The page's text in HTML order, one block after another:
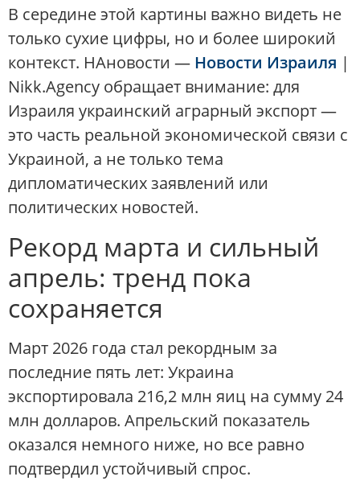
В середине этой картины важно видеть не
только сухие цифры, но и более широкий
контекст. НАновости — Новости Израиля |
Nikk.Agency обращает внимание: для
Израиля украинский аграрный экспорт —
это часть реальной экономической связи с
Украиной, а не только тема
дипломатических заявлений или
политических новостей.
Рекорд марта и сильный
апрель: тренд пока
сохраняется
Март 2026 года стал рекордным за
последние пять лет: Украина
экспортировала 216,2 млн яиц на сумму 24
млн долларов. Апрельский показатель
оказался немного ниже, но все равно
подтвердил устойчивый спрос.